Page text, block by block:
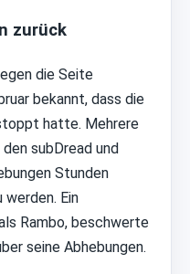
zurück
die Seite
bekannt, dass die
hatte. Mehrere
subDread und
Stunden
Ein
Rambo, beschwerte
seine Abhebungen.